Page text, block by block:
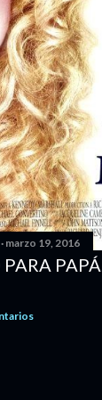
marzo 19, 2016